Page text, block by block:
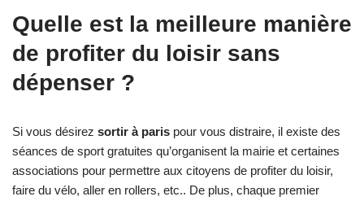
Quelle est la meilleure manière
de profiter du loisir sans
dépenser ?
Si vous désirez sortir à paris pour vous distraire, il existe des
séances de sport gratuites qu’organisent la mairie et certaines
associations pour permettre aux citoyens de profiter du loisir,
faire du vélo, aller en rollers, etc.. De plus, chaque premier